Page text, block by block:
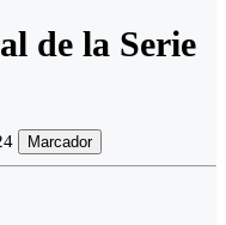
de la Serie
Marcador